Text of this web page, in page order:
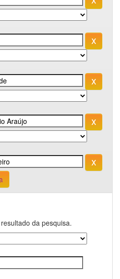
da pesquisa.